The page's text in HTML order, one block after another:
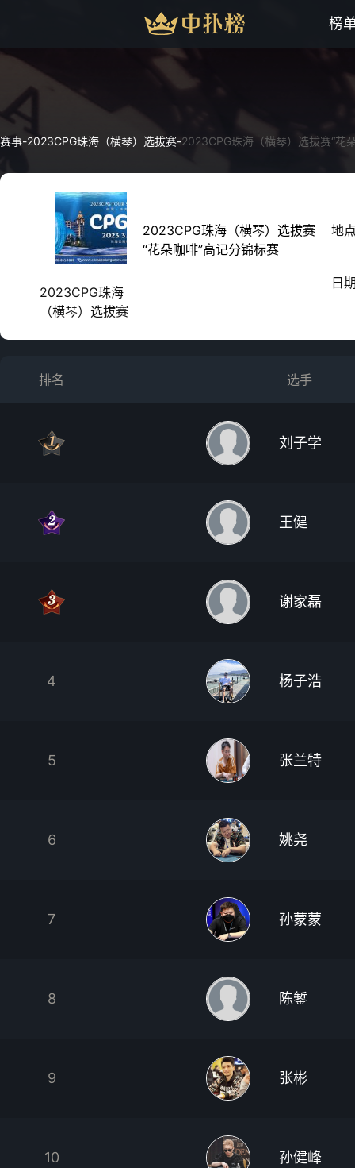
榜
赛事-2023CPG珠海（横琴）选拔赛-2023CPG珠海（横琴）选拔赛“花
2023CPG珠海
（横琴）选拔赛
2023CPG珠海（横琴）选拔赛
“花朵咖啡”高记分锦标赛
地
日
排名 选手
刘子学
王健
谢家磊
4 杨子浩
5 张兰特
6 姚尧
7 孙蒙蒙
8 陈錾
9 张彬
10 孙健峰